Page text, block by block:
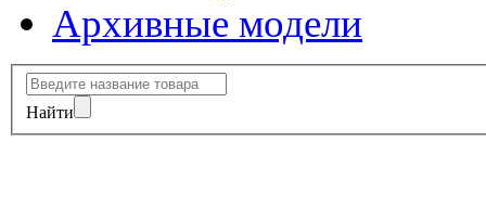
Архивные модели
Найти